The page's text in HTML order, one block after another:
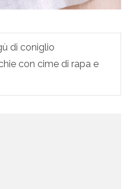
di coniglio
con cime di rapa e